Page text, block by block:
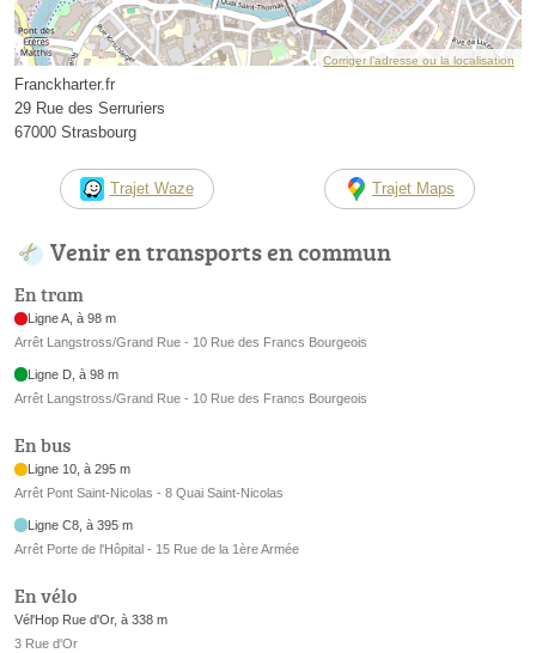
Corriger l’adresse ou la localisation
Franckharter.fr
29 Rue des Serruriers
67000 Strasbourg
Trajet Waze Trajet Maps
Venir en transports en commun
En tram
Ligne A, à 98 m
Arrêt Langstross/Grand Rue - 10 Rue des Francs Bourgeois
Ligne D, à 98 m
Arrêt Langstross/Grand Rue - 10 Rue des Francs Bourgeois
En bus
Ligne 10, à 295 m
Arrêt Pont Saint-Nicolas - 8 Quai Saint-Nicolas
Ligne C8, à 395 m
Arrêt Porte de l'Hôpital - 15 Rue de la 1ère Armée
En vélo
Vél'Hop Rue d'Or, à 338 m
3 Rue d'Or